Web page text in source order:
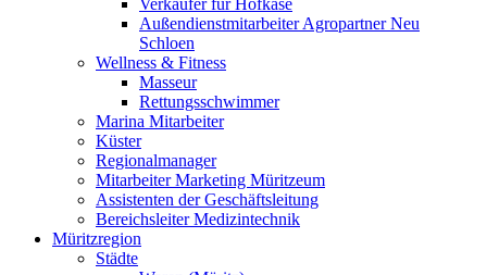
Außendienstmitarbeiter Agropartner Neu
Schloen
Wellness & Fitness
Masseur
Rettungsschwimmer
Marina Mitarbeiter
Küster
Regionalmanager
Mitarbeiter Marketing Müritzeum
Assistenten der Geschäftsleitung
Bereichsleiter Medizintechnik
Müritzregion
Städte